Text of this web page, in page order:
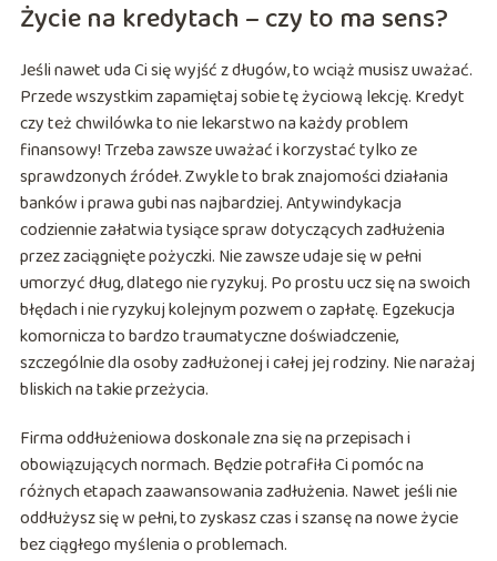
Życie na kredytach – czy to ma sens?
Jeśli nawet uda Ci się wyjść z długów, to wciąż musisz uważać.
Przede wszystkim zapamiętaj sobie tę życiową lekcję. Kredyt
czy też chwilówka to nie lekarstwo na każdy problem
finansowy! Trzeba zawsze uważać i korzystać tylko ze
sprawdzonych źródeł. Zwykle to brak znajomości działania
banków i prawa gubi nas najbardziej. Antywindykacja
codziennie załatwia tysiące spraw dotyczących zadłużenia
przez zaciągnięte pożyczki. Nie zawsze udaje się w pełni
umorzyć dług, dlatego nie ryzykuj. Po prostu ucz się na swoich
błędach i nie ryzykuj kolejnym pozwem o zapłatę. Egzekucja
komornicza to bardzo traumatyczne doświadczenie,
szczególnie dla osoby zadłużonej i całej jej rodziny. Nie narażaj
bliskich na takie przeżycia.
Firma oddłużeniowa doskonale zna się na przepisach i
obowiązujących normach. Będzie potrafiła Ci pomóc na
różnych etapach zaawansowania zadłużenia. Nawet jeśli nie
oddłużysz się w pełni, to zyskasz czas i szansę na nowe życie
bez ciągłego myślenia o problemach.